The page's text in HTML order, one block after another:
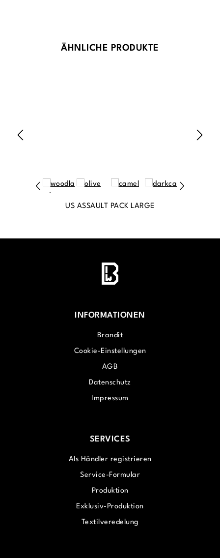
Produktgalerie überspringen
ÄHNLICHE PRODUKTE
US ASSAULT PACK LARGE
INFORMATIONEN
Brandit
Cookie-Einstellungen
AGB
Datenschutz
Impressum
SERVICES
Als Händler registrieren
Service-Formular
Produktion
Exklusiv-Produktion
Textilveredelung